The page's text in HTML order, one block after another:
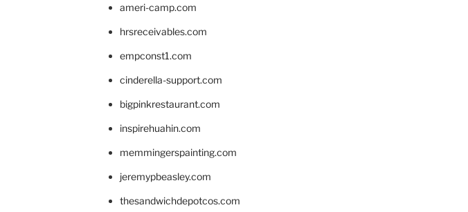
ameri-camp.com
hrsreceivables.com
empconst1.com
cinderella-support.com
bigpinkrestaurant.com
inspirehuahin.com
memmingerspainting.com
jeremypbeasley.com
thesandwichdepotcos.com